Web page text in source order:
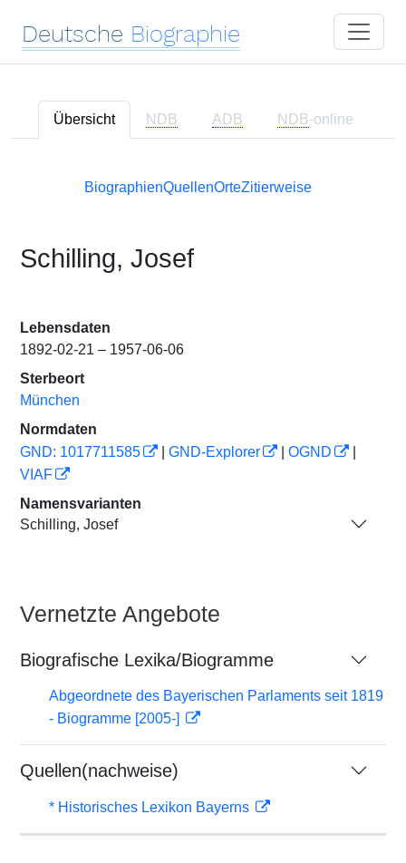
Deutsche Biographie
Übersicht NDB ADB NDB-online
BiographienQuellenOrteZitierweise
Schilling, Josef
Lebensdaten
1892-02-21 – 1957-06-06
Sterbeort
München
Normdaten
GND: 1017711585
GND-Explorer OGND
VIAF
Namensvarianten
Schilling, Josef
Vernetzte Angebote
Biografische Lexika/Biogramme
Abgeordnete des Bayerischen Parlaments seit 1819
- Biogramme [2005-]
Quellen(nachweise)
* Historisches Lexikon Bayerns